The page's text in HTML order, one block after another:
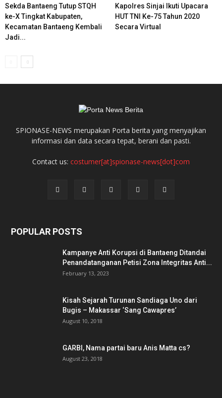
Sekda Bantaeng Tutup STQH
ke-X Tingkat Kabupaten,
Kecamatan Bantaeng Kembali
Jadi...
Kapolres Sinjai Ikuti Upacara
HUT TNI Ke-75 Tahun 2020
Secara Virtual
SPIONASE-NEWS merupakan Porta berita yang menyajikan
informasi dan data secara tepat, berani dan pasti.
Contact us: costumer[at]spionase-news[dot]com
POPULAR POSTS
Kampanye Anti Korupsi di Bantaeng Ditandai
Penandatanganan Petisi Zona Integritas Anti...
February 13, 2023
Kisah Sejarah Turunan Sandiaga Uno dari
Bugis – Makassar ‘Sang Cawapres’
August 10, 2018
GARBI, Nama partai baru Anis Matta cs?
August 23, 2018